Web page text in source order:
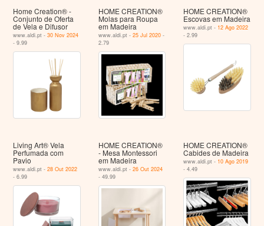
Home Creation® -
Conjunto de Oferta
de Vela e Difusor
www.aldi.pt -30 Nov 2024
- 9.99
HOME CREATION®
Molas para Roupa
em Madeira
www.aldi.pt - 25 Jul 2020-
2.79
HOME CREATION®
Escovas em Madeira
www.aldi.pt - 12 Ago 2022
- 2.99
Living Art® Vela
Perfumada com
Pavio
www.aldi.pt -28 Out 2022
- 6.99
HOME CREATION®
- Mesa Montessori
em Madeira
www.aldi.pt - 26 Out 2024
- 49.99
HOME CREATION®
Cabides de Madeira
www.aldi.pt - 10 Ago 2019
- 4.49